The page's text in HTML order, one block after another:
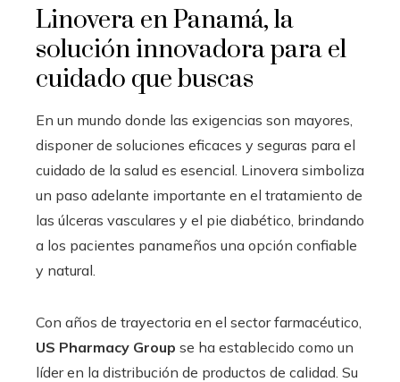
Linovera en Panamá, la
solución innovadora para el
cuidado que buscas
En un mundo donde las exigencias son mayores,
disponer de soluciones eficaces y seguras para el
cuidado de la salud es esencial. Linovera simboliza
un paso adelante importante en el tratamiento de
las úlceras vasculares y el pie diabético, brindando
a los pacientes panameños una opción confiable
y natural.
Con años de trayectoria en el sector farmacéutico,
US Pharmacy Group se ha establecido como un
líder en la distribución de productos de calidad. Su